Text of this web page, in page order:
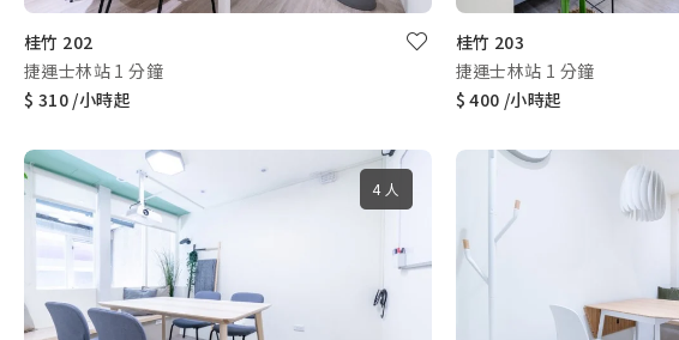
桂竹 202
捷運士林站 1 分鐘
$ 310 /小時起
桂竹 203
捷運士林站 1 分鐘
$ 400 /小時起
4 人